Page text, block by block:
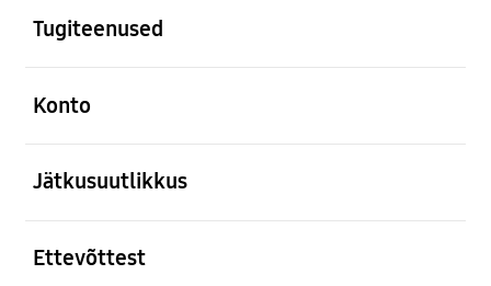
Tugiteenused
Konto
Jätkusuutlikkus
Ettevõttest